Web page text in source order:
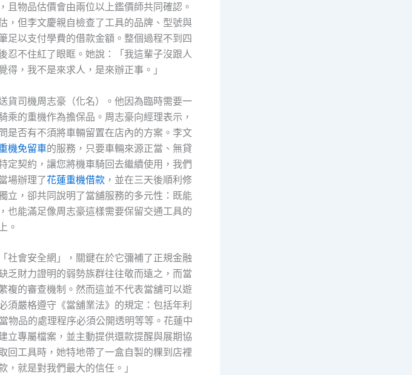
物品估價會由兩位以上鑑價師共同確認。
，但李文慶親自檢查了工具的品牌、型號與
足以支付學費的借款金額。整個過程不到四
忍不住紅了眼眶。她說：「我這輩子沒跟人
，我不是來求人，是來辦正事。」
貨司機周志豪（化名）。他因為臨時需要一
的重機作為擔保品。周志豪向經理表示，
是否有不須將車輛留置在店內的方案。李文
機免留車的服務，只要車輛來源正當、無貸
定契約，讓您將機車騎回去繼續使用，我們
場辦理了花蓮重機借款 ，並在三天後順利修
立，卻共同說明了當舖服務的多元性：既能
也能滿足像周志豪這樣需要保留交通工具的
。
社會安全網」，關鍵在於它彌補了正規金融
乏財力證明的弱勢族群往往敬而遠之，而當
複的審查機制。然而這並不代表當舖可以遊
須嚴格遵守《當舖業法》的規定：包括年利
物品的處理程序必須公開透明等等。花蓮中
立專屬檔案，並主動提供還款提醒與展期協
回工具時，她特地帶了一盒自製的粿到店裡
就是對我們最大的信任。」